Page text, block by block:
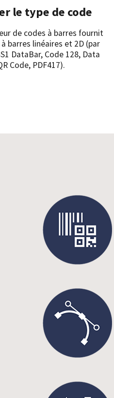
le type de code
de codes à barres fournit
barres linéaires et 2D (par
DataBar, Code 128, Data
Code, PDF417).